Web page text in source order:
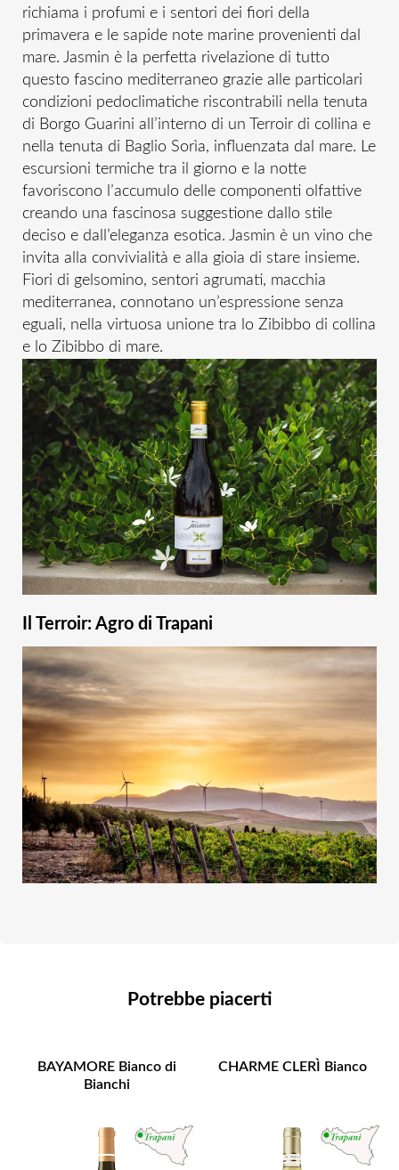
richiama i profumi e i sentori dei fiori della
primavera e le sapide note marine provenienti dal
mare. Jasmin è la perfetta rivelazione di tutto
questo fascino mediterraneo grazie alle particolari
condizioni pedoclimatiche riscontrabili nella tenuta
di Borgo Guarini all’interno di un Terroir di collina e
nella tenuta di Baglio Sorìa, influenzata dal mare. Le
escursioni termiche tra il giorno e la notte
favoriscono l’accumulo delle componenti olfattive
creando una fascinosa suggestione dallo stile
deciso e dall’eleganza esotica. Jasmin è un vino che
invita alla convivialità e alla gioia di stare insieme.
Fiori di gelsomino, sentori agrumati, macchia
mediterranea, connotano un’espressione senza
eguali, nella virtuosa unione tra lo Zibibbo di collina
e lo Zibibbo di mare.
Il Terroir: Agro di Trapani
Potrebbe piacerti
BAYAMORE Bianco di
Bianchi
CHARME CLERÌ Bianco